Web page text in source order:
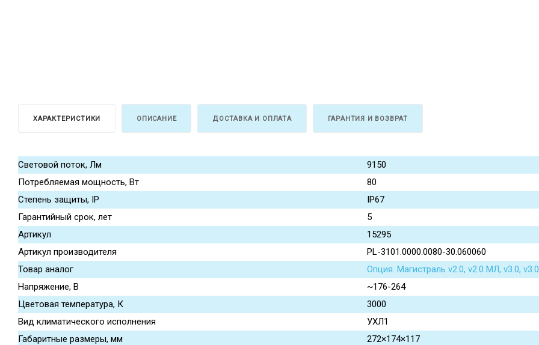
ХАРАКТЕРИСТИКИ ОПИСАНИЕ ДОСТАВКА И ОПЛАТА ГАРАНТИЯ И ВОЗВРАТ
Световой поток, Лм
9150
Потребляемая мощность, Вт
80
Степень защиты, IP
IP67
Гарантийный срок, лет
5
Артикул
15295
Артикул производителя
PL-3101.0000.0080-30.060060
Товар аналог
Опция. Магистраль v2.0, v2.0 МЛ, v3.0,
Напряжение, В
~176-264
Цветовая температура, К
3000
Вид климатического исполнения
УХЛ1
Габаритные размеры, мм
272×174×117